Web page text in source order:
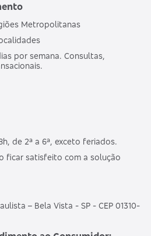
Metropolitanas
por semana. Consultas,
de 2ª a 6ª, exceto feriados.
ficar satisfeito com a solução
– Bela Vista - SP - CEP 01310-